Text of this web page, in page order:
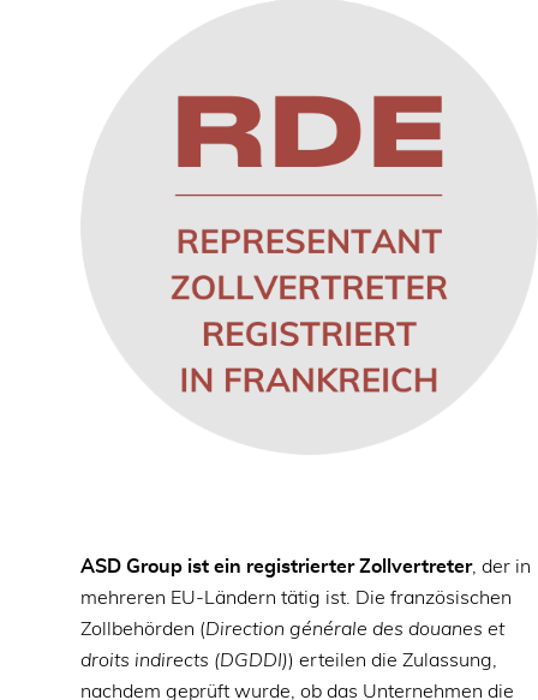
ASD Group ist ein registrierter Zollvertreter, der in
mehreren EU-Ländern tätig ist. Die französischen
Zollbehörden (Direction générale des douanes et
droits indirects (DGDDI)) erteilen die Zulassung,
nachdem geprüft wurde, ob das Unternehmen die